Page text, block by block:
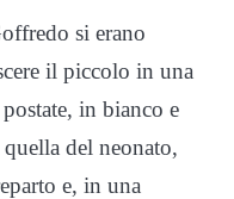
si erano
il piccolo in una
in bianco e
del neonato,
e, in una